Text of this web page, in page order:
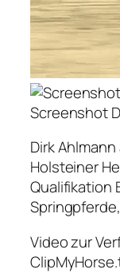
Screenshot
Dirk
Holsteiner
Qualifikation
Video zur